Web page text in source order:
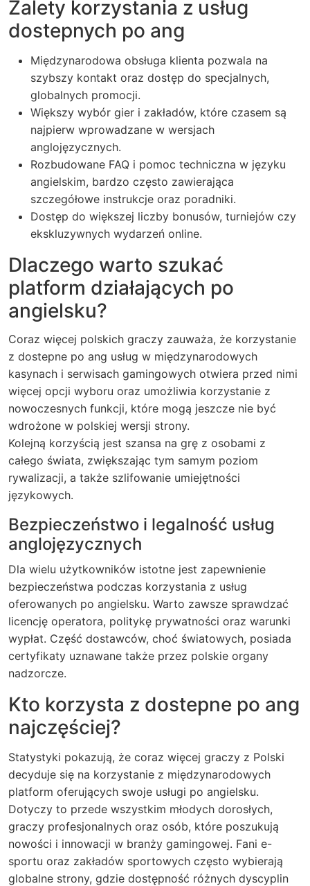
Zalety korzystania z usług
dostepnych po ang
Międzynarodowa obsługa klienta pozwala na
szybszy kontakt oraz dostęp do specjalnych,
globalnych promocji.
Większy wybór gier i zakładów, które czasem są
najpierw wprowadzane w wersjach
anglojęzycznych.
Rozbudowane FAQ i pomoc techniczna w języku
angielskim, bardzo często zawierająca
szczegółowe instrukcje oraz poradniki.
Dostęp do większej liczby bonusów, turniejów czy
ekskluzywnych wydarzeń online.
Dlaczego warto szukać
platform działających po
angielsku?
Coraz więcej polskich graczy zauważa, że korzystanie
z dostepne po ang usług w międzynarodowych
kasynach i serwisach gamingowych otwiera przed nimi
więcej opcji wyboru oraz umożliwia korzystanie z
nowoczesnych funkcji, które mogą jeszcze nie być
wdrożone w polskiej wersji strony.
Kolejną korzyścią jest szansa na grę z osobami z
całego świata, zwiększając tym samym poziom
rywalizacji, a także szlifowanie umiejętności
językowych.
Bezpieczeństwo i legalność usług
anglojęzycznych
Dla wielu użytkowników istotne jest zapewnienie
bezpieczeństwa podczas korzystania z usług
oferowanych po angielsku. Warto zawsze sprawdzać
licencję operatora, politykę prywatności oraz warunki
wypłat. Część dostawców, choć światowych, posiada
certyfikaty uznawane także przez polskie organy
nadzorcze.
Kto korzysta z dostepne po ang
najczęściej?
Statystyki pokazują, że coraz więcej graczy z Polski
decyduje się na korzystanie z międzynarodowych
platform oferujących swoje usługi po angielsku.
Dotyczy to przede wszystkim młodych dorosłych,
graczy profesjonalnych oraz osób, które poszukują
nowości i innowacji w branży gamingowej. Fani e-
sportu oraz zakładów sportowych często wybierają
globalne strony, gdzie dostępność różnych dyscyplin